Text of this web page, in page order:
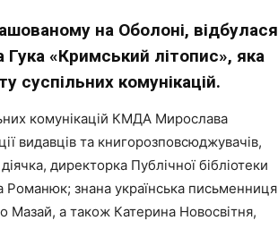
на Оболоні, відбулася
Гука «Кримський літопис», яка
суспільних комунікацій.
комунікацій КМДА Мирослава
видавців та книгорозповсюджувачів,
директорка Публічної бібліотеки
Романюк; знана українська письменниця
Мазай, а також Катерина Новосвітня,